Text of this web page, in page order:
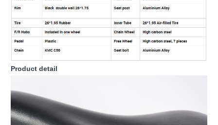
Product detail